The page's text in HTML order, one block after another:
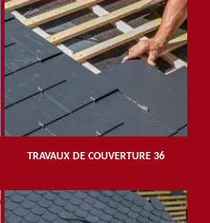
TRAVAUX DE COUVERTURE 36